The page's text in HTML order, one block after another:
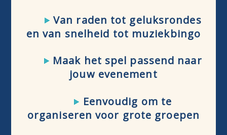
Van raden tot geluksrondes
en van snelheid tot muziekbingo
Maak het spel passend naar
jouw evenement
Eenvoudig om te
organiseren voor grote groepen